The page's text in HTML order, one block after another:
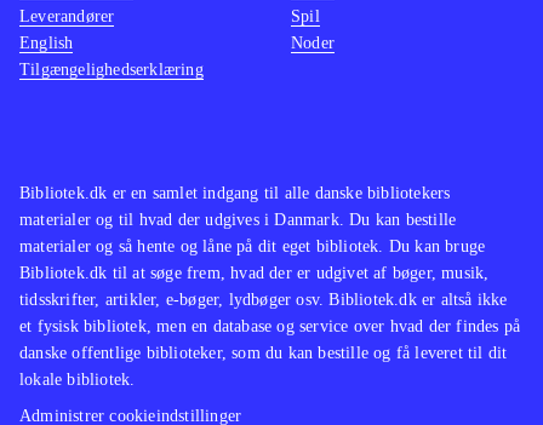
Bibliotek.dk er en samlet indgang til alle danske bibliotekers
materialer og til hvad der udgives i Danmark. Du kan bestille
materialer og så hente og låne på dit eget bibliotek. Du kan bruge
Bibliotek.dk til at søge frem, hvad der er udgivet af bøger, musik,
tidsskrifter, artikler, e-bøger, lydbøger osv. Bibliotek.dk er altså ikke
et fysisk bibliotek, men en database og service over hvad der findes på
danske offentlige biblioteker, som du kan bestille og få leveret til dit
lokale bibliotek.
Administrer cookieindstillinger
Leverandører
English
Tilgængelighedserklæring
Spil
Noder